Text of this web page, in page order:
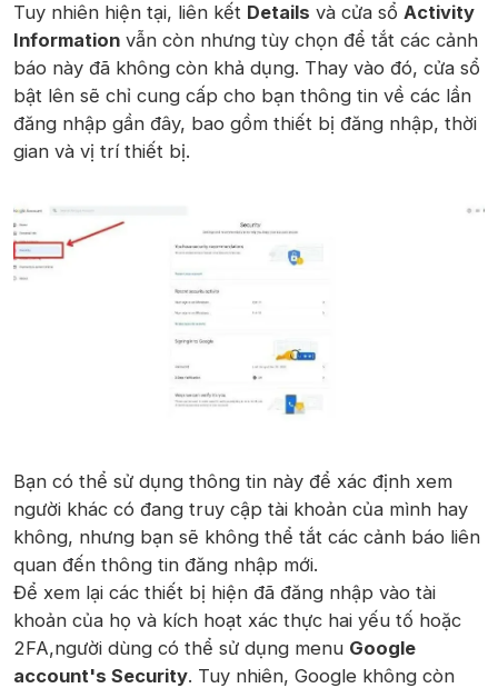
Tuy nhiên hiện tại, liên kết Details và cửa sổ Activity
Information vẫn còn nhưng tùy chọn để tắt các cảnh
báo này đã không còn khả dụng. Thay vào đó, cửa sổ
bật lên sẽ chỉ cung cấp cho bạn thông tin về các lần
đăng nhập gần đây, bao gồm thiết bị đăng nhập, thời
gian và vị trí thiết bị.
Bạn có thể sử dụng thông tin này để xác định xem
người khác có đang truy cập tài khoản của mình hay
không, nhưng bạn sẽ không thể tắt các cảnh báo liên
quan đến thông tin đăng nhập mới.
Để xem lại các thiết bị hiện đã đăng nhập vào tài
khoản của họ và kích hoạt xác thực hai yếu tố hoặc
2FA,người dùng có thể sử dụng menu Google
account's Security. Tuy nhiên, Google không còn